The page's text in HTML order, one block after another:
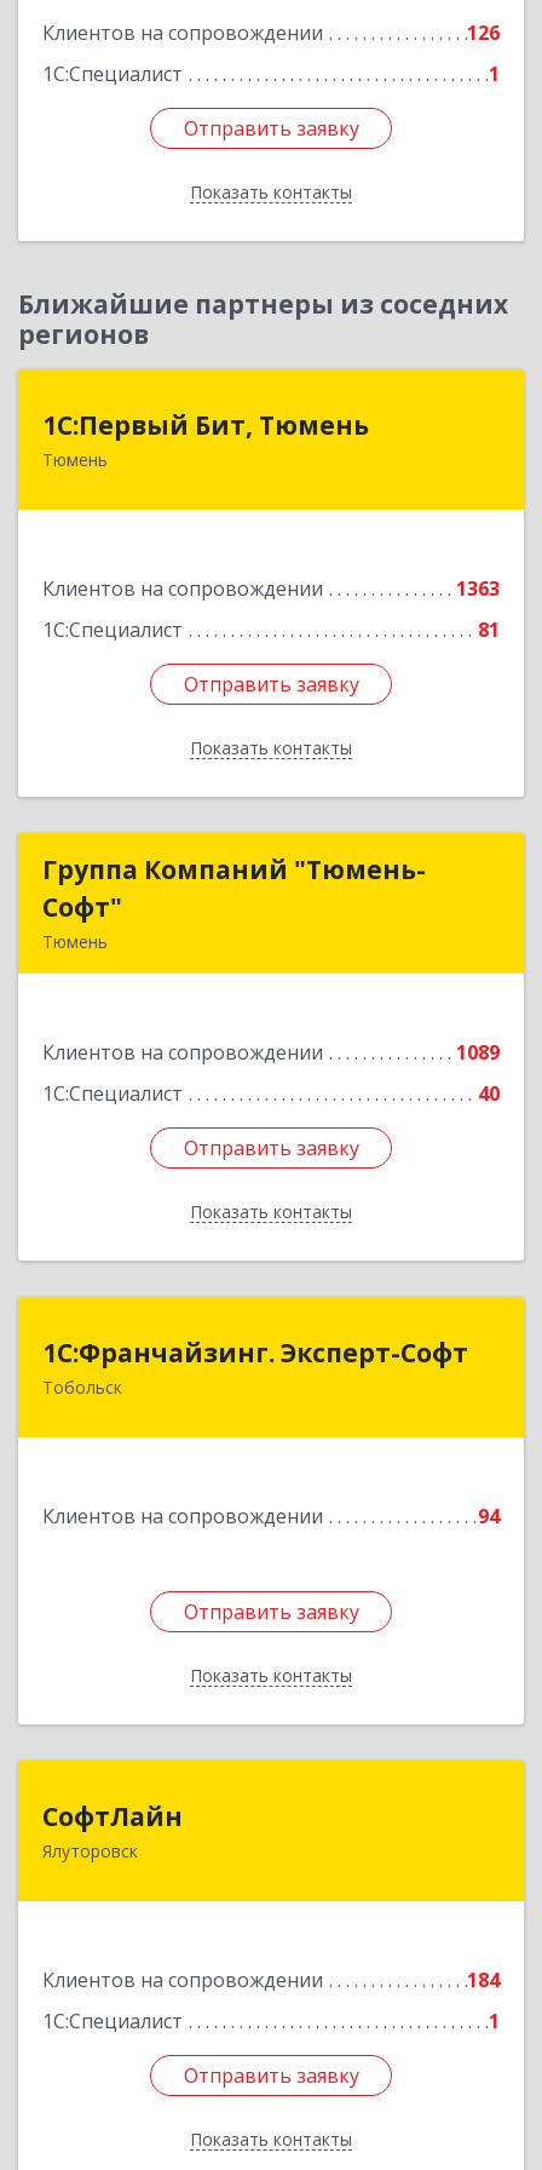
Клиентов на сопровождении
126
1С:Специалист
1
Отправить заявку
Показать контакты
Подробнее
Отправить заявку
Назад
Ближайшие партнеры из соседних
регионов
1С:Первый Бит, Тюмень
Тюмень
Клиентов на сопровождении
1363
1С:Специалист
81
Отправить заявку
Показать контакты
1С:Первый Бит, Тюмень
625000, Тюменская обл, Тюмень г, Республики
Отправить заявку
Назад
Группа Компаний "Тюмень-
Софт"
Тюмень
Клиентов на сопровождении
1089
1С:Специалист
40
Отправить заявку
Показать контакты
Группа Компаний "Тюмень-
Подробнее
Отправить заявку
Назад
1С:Франчайзинг. Эксперт-Софт
Тобольск
Клиентов на сопровождении 94
Отправить заявку
Показать контакты
1С:Франчайзинг. Эксперт-Софт
626150, Тюменская обл, Тобольск г, 7-й мкр,
Отправить заявку
Назад
СофтЛайн
Ялуторовск
Клиентов на сопровождении
184
1С:Специалист
1
Отправить заявку
Показать контакты
627010, Тюменская обл, Ялуторовский р-н,
Отправить заявку
Назад